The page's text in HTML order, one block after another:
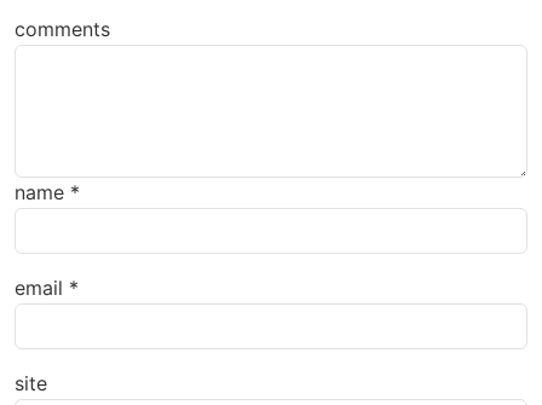
comments
name *
email *
site